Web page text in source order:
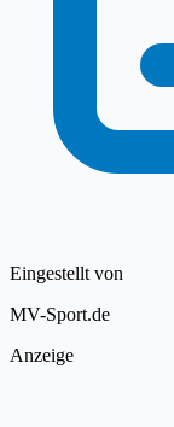
Eingestellt von
MV-Sport.de
Anzeige